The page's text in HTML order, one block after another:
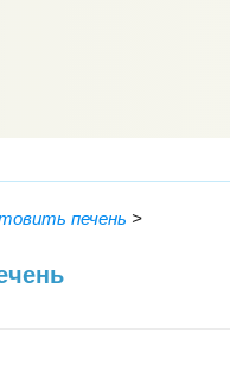
печень >